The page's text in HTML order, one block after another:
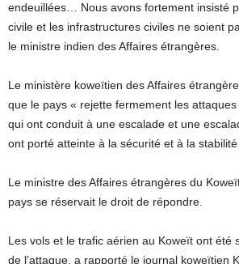
endeuillées… Nous avons fortement insisté
civile et les infrastructures civiles ne soient
le ministre indien des Affaires étrangères.
Le ministère koweïtien des Affaires
que le pays « rejette fermement les attaques
qui ont conduit à une escalade et une
ont porté atteinte à la sécurité et à la stabilité
Le ministre des Affaires étrangères du
pays se réservait le droit de répondre.
Les vols et le trafic aérien au Koweït ont été
de l’attaque, a rapporté le journal koweïtien